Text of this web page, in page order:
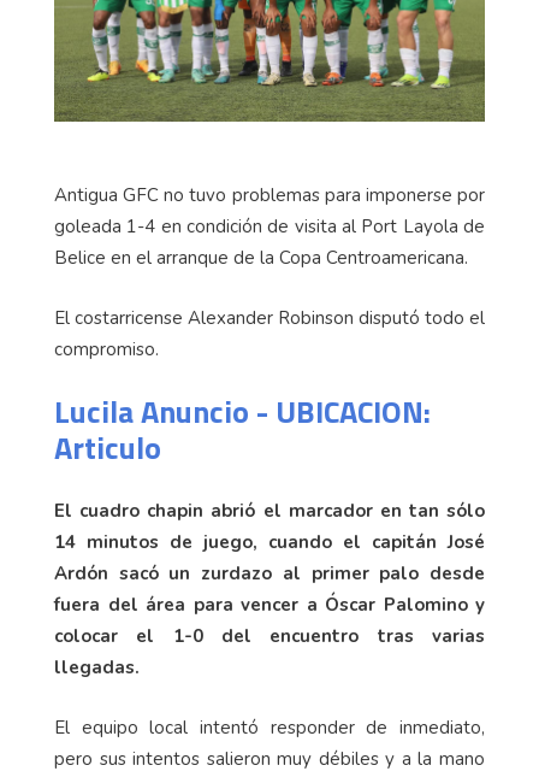
Antigua GFC no tuvo problemas para imponerse por
goleada 1-4 en condición de visita al Port Layola de
Belice en el arranque de la Copa Centroamericana.
El costarricense Alexander Robinson disputó todo el
compromiso.
Lucila Anuncio - UBICACION:
Articulo
El cuadro chapin abrió el marcador en tan sólo
14 minutos de juego, cuando el capitán José
Ardón sacó un zurdazo al primer palo desde
fuera del área para vencer a Óscar Palomino y
colocar el 1-0 del encuentro tras varias
llegadas.
El equipo local intentó responder de inmediato,
pero sus intentos salieron muy débiles y a la mano